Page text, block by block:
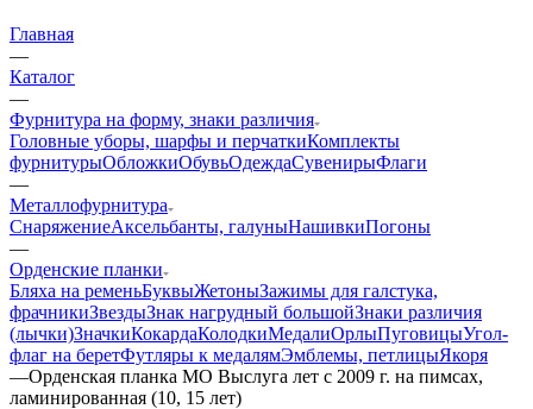
Главная
—
Каталог
—
Фурнитура на форму, знаки различия
Головные уборы, шарфы и перчаткиКомплекты
фурнитурыОбложкиОбувьОдеждаСувенирыФлаги
—
Металлофурнитура
СнаряжениеАксельбанты, галуныНашивкиПогоны
—
Орденские планки
Бляха на ременьБуквыЖетоныЗажимы для галстука,
фрачникиЗвездыЗнак нагрудный большойЗнаки различия
(лычки)ЗначкиКокардаКолодкиМедалиОрлыПуговицыУгол-
флаг на беретФутляры к медалямЭмблемы, петлицыЯкоря
—Орденская планка МО Выслуга лет с 2009 г. на пимсах,
ламинированная (10, 15 лет)